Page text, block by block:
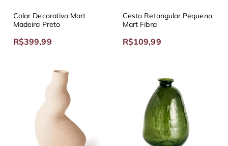
Colar Decorativo Mart
Madeira Preto
R$399,99
Cesto Retangular Pequeno
Mart Fibra
R$109,99